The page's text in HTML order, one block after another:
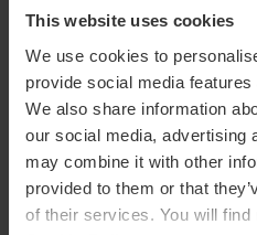
This website uses cookies
We use cookies to
provide social media
We also share information
our social media, advertising
may combine it with other
provided to them or that
of their services. You will find
Programa completo